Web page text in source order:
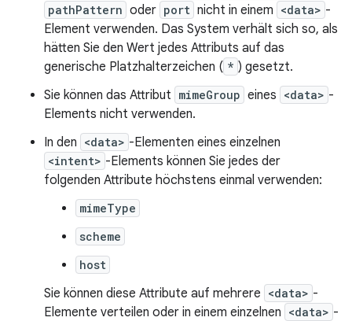
pathPattern oder port nicht in einem <data> -
Element verwenden. Das System verhält sich so, als
hätten Sie den Wert jedes Attributs auf das
generische Platzhalterzeichen ( * ) gesetzt.
Sie können das Attribut mimeGroup eines <data> -
Elements nicht verwenden.
In den <data> -Elementen eines einzelnen
<intent> -Elements können Sie jedes der
folgenden Attribute höchstens einmal verwenden:
mimeType
scheme
host
Sie können diese Attribute auf mehrere <data> -
Elemente verteilen oder in einem einzelnen <data> -